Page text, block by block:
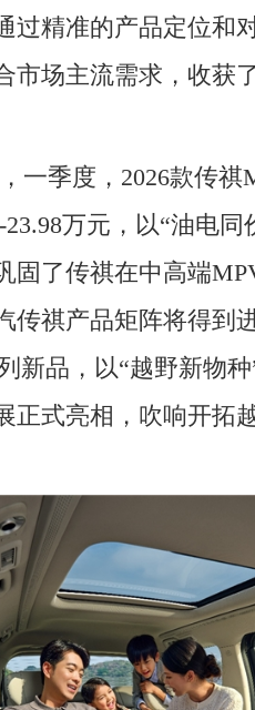
过精准的产品定位和
市场主流需求，收获
一季度，2026款传祺
万元，以“油电同
固了传祺在中高端
传祺产品矩阵将得到
新品，以“越野新物
正式亮相，吹响开拓